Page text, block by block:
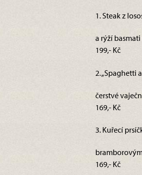
1. Steak z
a rýží basmati
199,- Kč
2. „Spaghetti
čerstvé
169,- Kč
3. Kuřecí
169,- Kč